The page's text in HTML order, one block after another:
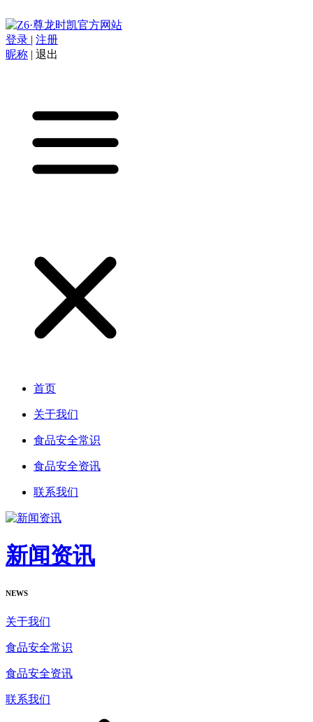
登录 | 注册
昵称 | 退出
首页
关于我们
食品安全常识
食品安全资讯
联系我们
新闻资讯
NEWS
关于我们
食品安全常识
食品安全资讯
联系我们